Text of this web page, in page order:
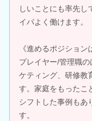
しいことにも率先し
イパよく働けます。
《進めるポジション
プレイヤー/管理職
ケティング、研修教
す。家庭をもったこ
シフトした事例もあ
す。